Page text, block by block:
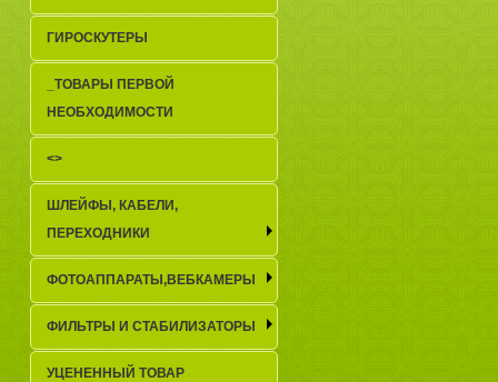
ГИРОСКУТЕРЫ
_TОВАРЫ ПЕРВОЙ
НЕОБХОДИМОСТИ
<>
ШЛЕЙФЫ, КАБЕЛИ,
ПЕРЕХОДНИКИ
ФОТОАППАРАТЫ,ВЕБКАМЕРЫ
ФИЛЬТРЫ И СТАБИЛИЗАТОРЫ
УЦЕНЕННЫЙ ТОВАР